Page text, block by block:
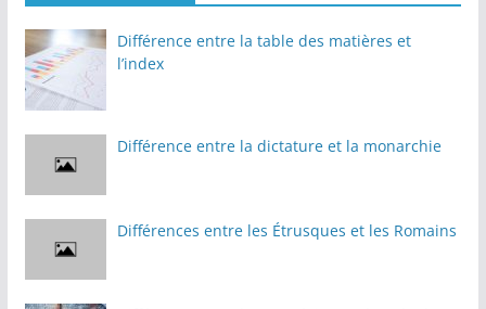
Différence entre la table des matières et
l’index
Différence entre la dictature et la monarchie
Différences entre les Étrusques et les Romains